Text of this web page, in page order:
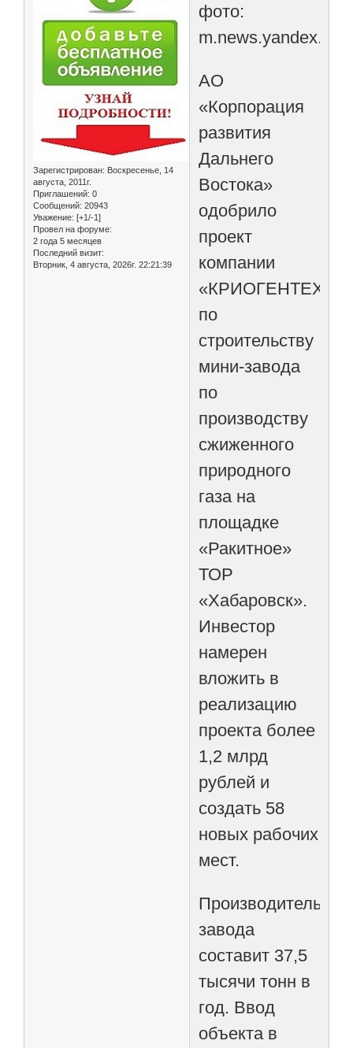
Зарегистрирован: Воскресенье, 14
августа, 2011г.
Приглашений: 0
Сообщений: 20943
Уважение: [+1/-1]
Провел на форуме:
2 года 5 месяцев
Последний визит:
Вторник, 4 августа, 2026г. 22:21:39
фото:
m.news.yandex.by
АО
«Корпорация
развития
Дальнего
Востока»
одобрило
проект
компании
«КРИОГЕНТЕХ»
по
строительству
мини-завода
по
производству
сжиженного
природного
газа на
площадке
«Ракитное»
ТОР
«Хабаровск».
Инвестор
намерен
вложить в
реализацию
проекта более
1,2 млрд
рублей и
создать 58
новых рабочих
мест.
завода
составит 37,5
тысячи тонн в
год. Ввод
объекта в